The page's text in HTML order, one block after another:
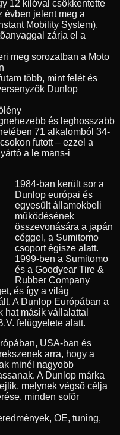
12 kilóval csökkentette
évben jelent meg a
Mobility System),
zárja el a
meg sorozatban a Moto
több, mint felét és
Dunlop
és leghosszabb
71 alkalomból 34-
futott – ezzel a
a le mans-i
1984-ban került sor a
Dunlop európai és
egyesült államokbeli
mûködésének
összevonására a japán
céggel, a Sumitomo
csoport égisze alatt.
1999-ben a Sumitomo
és a Goodyear Tire &
Rubber Company
és így a világ
A Dunlop Európában a
hat másik vállalattal
felügyelete alatt.
USA-ban és
arra, hogy a
minél nagyobb
A Dunlop márka
melynek végsõ célja
minden sofõr
OE, tuning,